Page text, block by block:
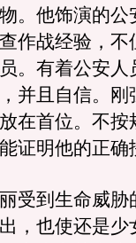
。他饰演的公
作战经验，不
。有着公安人
并且自信。刚
在首位。不按
证明他的正确
到生命威胁
，也使还是少